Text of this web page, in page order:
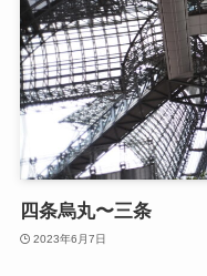
四条烏丸〜三条
2023年6月7日